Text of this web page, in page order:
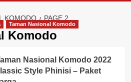
KOMODO PAGE 2
Komodo
Taman Nasional Komodo
Nasional Komodo 2022
Style Phinisi – Paket